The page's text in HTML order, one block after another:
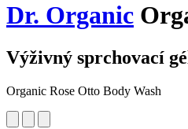
Dr. Organic
Výživný sprchovací
Organic Rose Otto Body Wash